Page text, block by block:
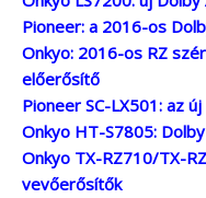
Pioneer: a 2016-os
Onkyo: 2016-os RZ
előerősítő
Pioneer SC-LX501: az
Onkyo HT-S7805:
Onkyo TX-RZ710/TX-
vevőerősítők